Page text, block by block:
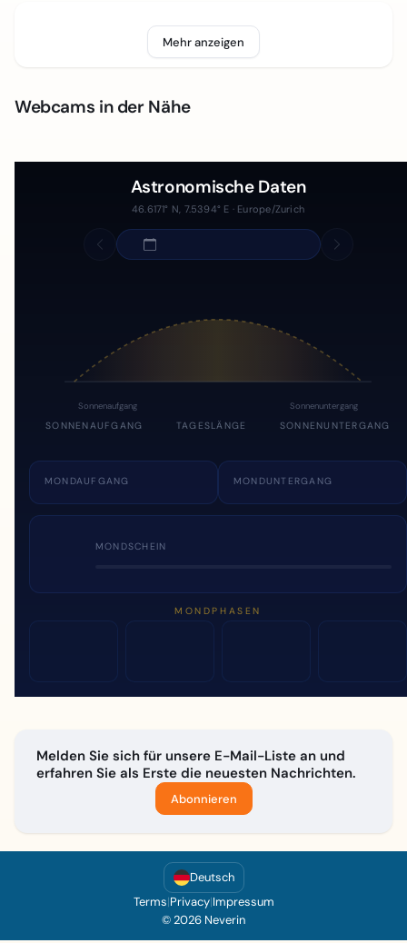
Mehr anzeigen
Webcams in der Nähe
Astronomische Daten
46.6171° N, 7.5394° E · Europe/Zurich
Sonnenaufgang Sonnenuntergang
SONNENAUFGANG TAGESLÄNGE SONNENUNTERGANG
MONDAUFGANG MONDUNTERGANG
MONDSCHEIN
MONDPHASEN
Melden Sie sich für unsere E-Mail-Liste an und
erfahren Sie als Erste die neuesten Nachrichten.
Abonnieren
Deutsch
Terms|Privacy|Impressum
© 2026 Neverin